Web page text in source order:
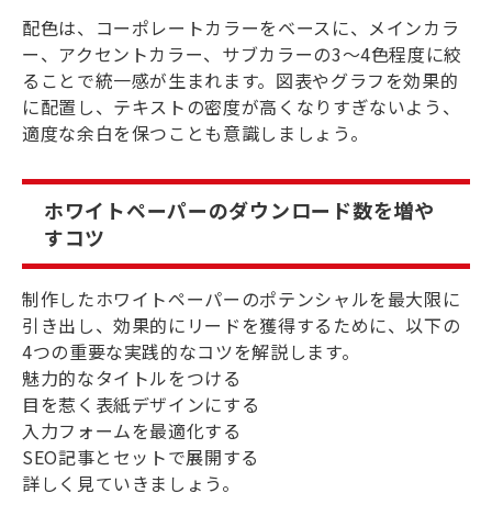
配色は、コーポレートカラーをベースに、メインカラ
ー、アクセントカラー、サブカラーの3〜4色程度に絞
ることで統一感が生まれます。図表やグラフを効果的
に配置し、テキストの密度が高くなりすぎないよう、
適度な余白を保つことも意識しましょう。
ホワイトペーパーのダウンロード数を増や
すコツ
制作したホワイトペーパーのポテンシャルを最大限に
引き出し、効果的にリードを獲得するために、以下の
4つの重要な実践的なコツを解説します。
魅力的なタイトルをつける
目を惹く表紙デザインにする
入力フォームを最適化する
SEO記事とセットで展開する
詳しく見ていきましょう。